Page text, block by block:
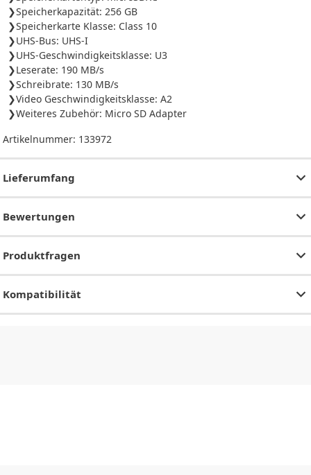
Speicherkapazität: 256 GB
Speicherkarte Klasse: Class 10
UHS-Bus: UHS-I
UHS-Geschwindigkeitsklasse: U3
Leserate: 190 MB/s
Schreibrate: 130 MB/s
Video Geschwindigkeitsklasse: A2
Weiteres Zubehör: Micro SD Adapter
Artikelnummer: 133972
Lieferumfang
Bewertungen
Produktfragen
Kompatibilität